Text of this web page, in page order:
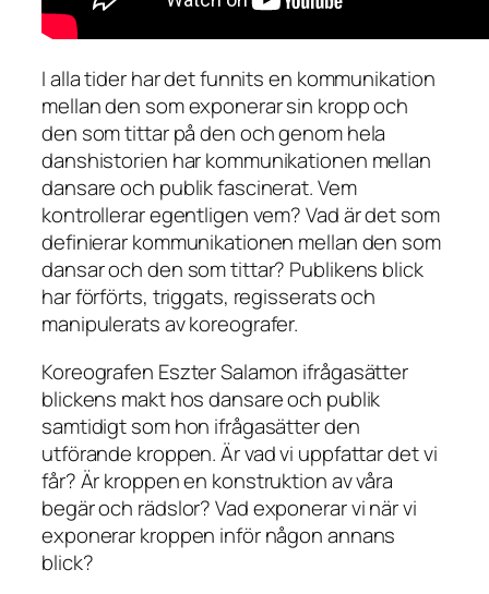
I alla tider har det funnits en kommunikation
mellan den som exponerar sin kropp och
den som tittar på den och genom hela
danshistorien har kommunikationen mellan
dansare och publik fascinerat. Vem
kontrollerar egentligen vem? Vad är det som
definierar kommunikationen mellan den som
dansar och den som tittar? Publikens blick
har förförts, triggats, regisserats och
manipulerats av koreografer.
Koreografen Eszter Salamon ifrågasätter
blickens makt hos dansare och publik
samtidigt som hon ifrågasätter den
utförande kroppen. Är vad vi uppfattar det vi
får? Är kroppen en konstruktion av våra
begär och rädslor? Vad exponerar vi när vi
exponerar kroppen inför någon annans
blick?